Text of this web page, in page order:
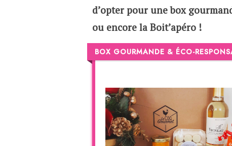
d’opter pour une box
ou encore la Boit’apéro !
BOX GOURMANDE & ÉCO-